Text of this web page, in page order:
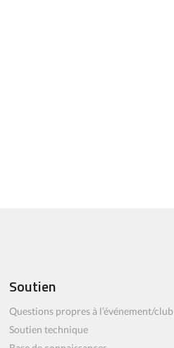
Soutien
Questions propres à l’événement/club
Soutien technique